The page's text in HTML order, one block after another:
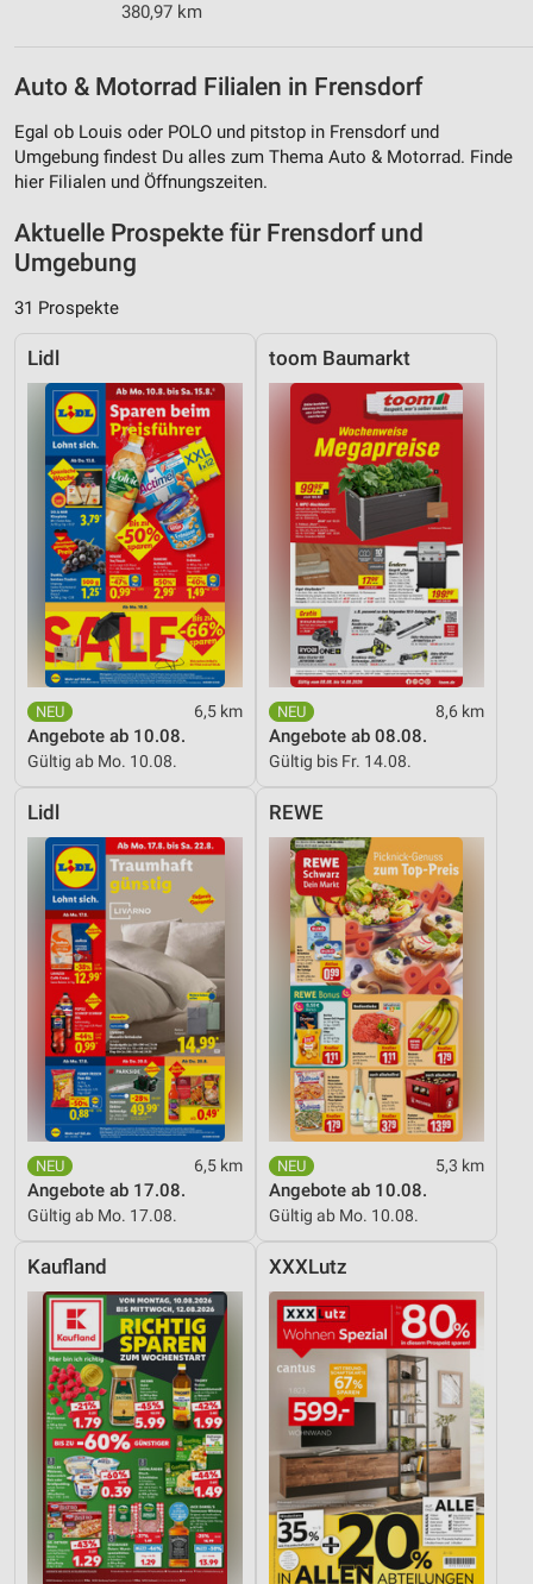
380,97 km
Auto & Motorrad Filialen in Frensdorf
Egal ob Louis oder POLO und pitstop in Frensdorf und
Umgebung findest Du alles zum Thema Auto & Motorrad. Finde
hier Filialen und Öffnungszeiten.
Aktuelle Prospekte für Frensdorf und
Umgebung
31 Prospekte
Lidl
6,5 km
Angebote ab 10.08.
Gültig ab Mo. 10.08.
toom Baumarkt
8,6 km
Angebote ab 08.08.
Gültig bis Fr. 14.08.
Lidl
6,5 km
Angebote ab 17.08.
Gültig ab Mo. 17.08.
REWE
5,3 km
Angebote ab 10.08.
Gültig ab Mo. 10.08.
Kaufland XXXLutz